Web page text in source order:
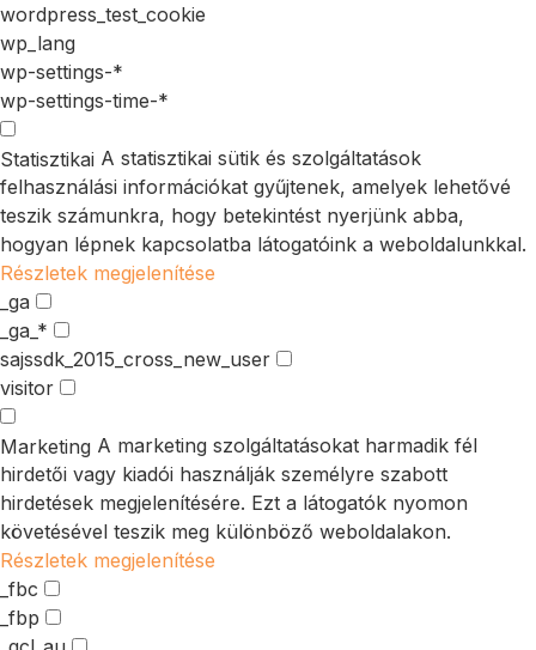
wordpress_test_cookie
wp_lang
wp-settings-*
wp-settings-time-*
Statisztikai A statisztikai sütik és szolgáltatások
felhasználási információkat gyűjtenek, amelyek lehetővé
teszik számunkra, hogy betekintést nyerjünk abba,
hogyan lépnek kapcsolatba látogatóink a weboldalunkkal.
Részletek megjelenítése
_ga
_ga_*
sajssdk_2015_cross_new_user
visitor
Marketing A marketing szolgáltatásokat harmadik fél
hirdetői vagy kiadói használják személyre szabott
hirdetések megjelenítésére. Ezt a látogatók nyomon
követésével teszik meg különböző weboldalakon.
Részletek megjelenítése
_fbc
_fbp